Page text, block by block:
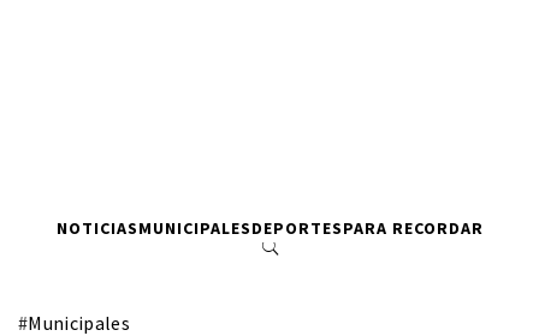
NOTICIASMUNICIPALESDEPORTESPARA RECORDAR
#Municipales